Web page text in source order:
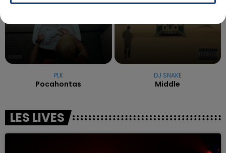
PLK
Pocahontas
DJ SNAKE
Middle
LES LIVES